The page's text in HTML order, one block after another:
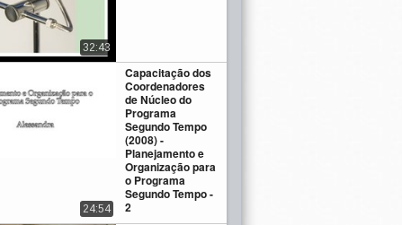
32:43
Capacitação dos
Coordenadores
de Núcleo do
Programa
Segundo Tempo
(2008) -
Planejamento e
Organização para
o Programa
Segundo Tempo -
2
24:54